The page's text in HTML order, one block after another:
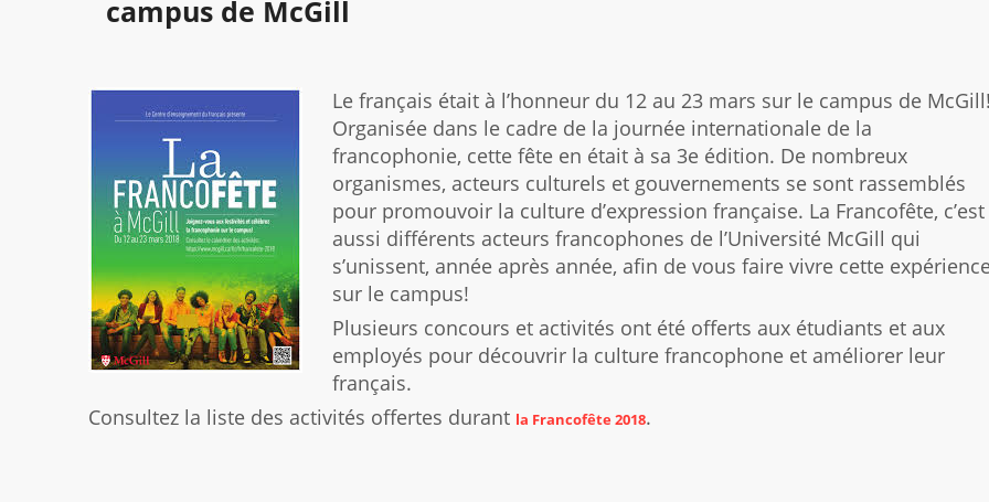
campus de McGill
Le français était à l’honneur du 12 au 23 mars sur le campus de
Organisée dans le cadre de la journée internationale de la
francophonie, cette fête en était à sa 3e édition. De nombreux
organismes, acteurs culturels et gouvernements se sont rassemblés
pour promouvoir la culture d’expression française. La Francofête, c’est
aussi différents acteurs francophones de l’Université McGill qui
s’unissent, année après année, afin de vous faire vivre cette
sur le campus!
Plusieurs concours et activités ont été offerts aux étudiants et aux
employés pour découvrir la culture francophone et améliorer leur
français.
Consultez la liste des activités offertes durant la Francofête 2018.